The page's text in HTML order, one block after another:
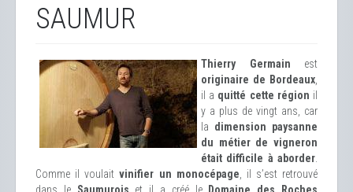
SAUMUR
Thierry Germain est
originaire de Bordeaux
il a quitté cette région il
y a plus de vingt ans, car
la dimension paysanne
du métier de vigneron
était difficile à aborder
Comme il voulait vinifier un monocépage , il s’est retrouvé